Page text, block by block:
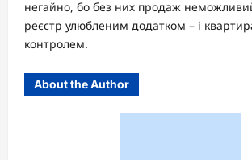
негайно, бо без них продаж
реєстр улюбленим додатком – і
контролем.
About the Author